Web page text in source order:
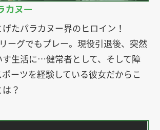
カヌー
たパラカヌー界のヒロイン！
ーグでもプレー。現役引退後、突然
す生活に…健常者として、そして障
ーツを経験している彼女だからこ
？